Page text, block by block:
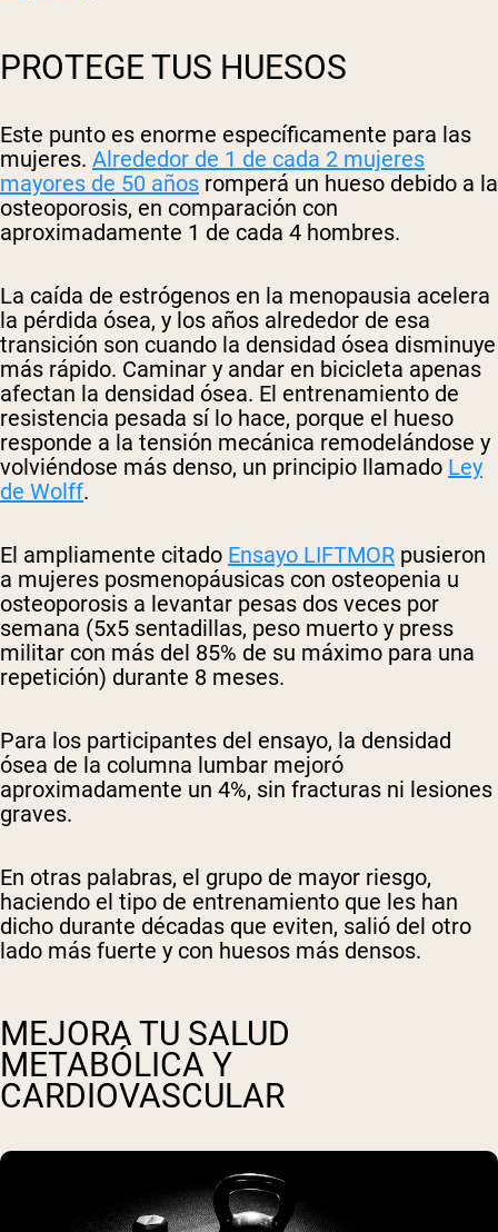
PROTEGE TUS HUESOS
Este punto es enorme específicamente para las
mujeres. Alrededor de 1 de cada 2 mujeres
mayores de 50 años romperá un hueso debido a la
osteoporosis, en comparación con
aproximadamente 1 de cada 4 hombres.
La caída de estrógenos en la menopausia acelera
la pérdida ósea, y los años alrededor de esa
transición son cuando la densidad ósea disminuye
más rápido. Caminar y andar en bicicleta apenas
afectan la densidad ósea. El entrenamiento de
resistencia pesada sí lo hace, porque el hueso
responde a la tensión mecánica remodelándose y
volviéndose más denso, un principio llamado Ley
de Wolff.
El ampliamente citado Ensayo LIFTMOR pusieron
a mujeres posmenopáusicas con osteopenia u
osteoporosis a levantar pesas dos veces por
semana (5x5 sentadillas, peso muerto y press
militar con más del 85% de su máximo para una
repetición) durante 8 meses.
Para los participantes del ensayo, la densidad
ósea de la columna lumbar mejoró
aproximadamente un 4%, sin fracturas ni lesiones
graves.
En otras palabras, el grupo de mayor riesgo,
haciendo el tipo de entrenamiento que les han
dicho durante décadas que eviten, salió del otro
lado más fuerte y con huesos más densos.
MEJORA TU SALUD
METABÓLICA Y
CARDIOVASCULAR